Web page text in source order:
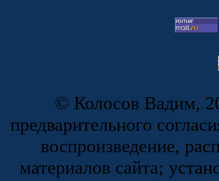
© Колосов Вадим,
предварительного
воспроизведение,
материалов сайта;